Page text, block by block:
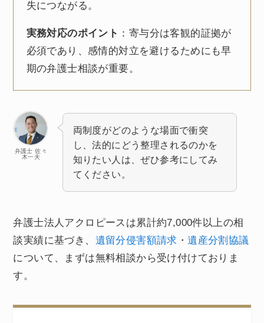
失につながる。
実務対応のポイント ：寄与分は客観的証拠が
必須であり、感情的対立を避けるためにも早
期の弁護士相談が重要。
弁護士 佐々
木一夫
両制度がどのような場面で衝突
し、法的にどう整理されるのかを
知りたい人は、ぜひ参考にしてみ
てください。
弁護士法人アクロピースは累計約7,000件以上の相
談実績に基づき、 遺留分侵害額請求 ・遺産分割協議
について、まずは無料相談から受け付けておりま
す。